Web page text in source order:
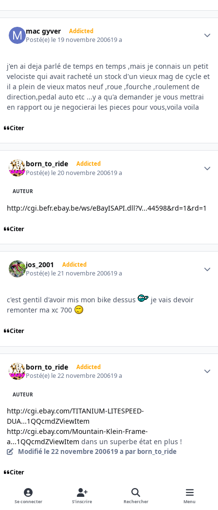
mac gyver Addicted
Posté(e) le 19 novembre 200619 a
j'en ai deja parlé de temps en temps ,mais je connais un petit
velociste qui avait racheté un stock d'un vieux mag de cycle et
il a plein de vieux matos neuf ,roue ,fourche ,roulement de
direction,pedal auto etc ...y a qu'a demander je vous mettrai
en rapport ou je negocierai les pieces pour vous,voila voila
Citer
born_to_ride Addicted
Posté(e) le 20 novembre 200619 a
AUTEUR
http://cgi.befr.ebay.be/ws/eBayISAPI.dll?V...44598&rd=1&rd=1
Citer
jos_2001 Addicted
Posté(e) le 21 novembre 200619 a
c'est gentil d'avoir mis mon bike dessus
je vais devoir
remonter ma xc 700
Citer
born_to_ride Addicted
Posté(e) le 22 novembre 200619 a
AUTEUR
http://cgi.ebay.com/TITANIUM-LITESPEED-
DUA...1QQcmdZViewItem
http://cgi.ebay.com/Mountain-Klein-Frame-
a...1QQcmdZViewItem dans un superbe état en plus !
Modifié le 22 novembre 200619 a par born_to_ride
Citer
Author stats
Se connecter S’inscrire Rechercher Menu